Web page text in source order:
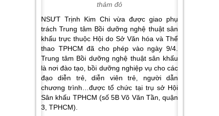
thảm đỏ
NSƯT Trịnh Kim Chi vừa được giao phụ
trách Trung tâm Bồi dưỡng nghệ thuật sân
khấu trực thuộc Hội do Sở Văn hóa và Thể
thao TPHCM đã cho phép vào ngày 9/4.
Trung tâm Bồi dưỡng nghệ thuật sân khấu
là nơi đào tạo, bồi dưỡng nghiệp vụ cho các
đạo diễn trẻ, diễn viên trẻ, người dẫn
chương trình…được tổ chức tại trụ sở Hội
Sân khấu TPHCM (số 5B Võ Văn Tần, quận
3, TPHCM).